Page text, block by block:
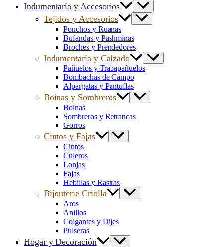
Indumentaria y Accesorios
Tejidos y Accesorios
Ponchos y Ruanas
Bufandas y Pashminas
Broches y Prendedores
Indumentaria y Calzado
Pañuelos y Trabapañuelos
Bombachas de Campo
Alpargatas y Pantuflas
Boinas y Sombreros
Boinas
Sombreros y Retrancas
Gorros
Cintos y Fajas
Cintos
Culeros
Lonjas
Fajas
Hebillas y Rastras
Bijouterie Criolla
Aros
Anillos
Colgantes y Dijes
Pulseras
Hogar y Decoración